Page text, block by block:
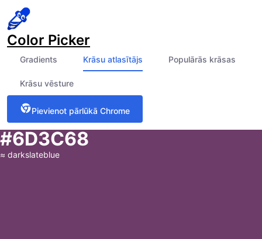
Color Picker
Gradients Krāsu atlasītājs Populārās krāsas
Krāsu vēsture
Pievienot pārlūkā Chrome
#6D3C68
≈ darkslateblue